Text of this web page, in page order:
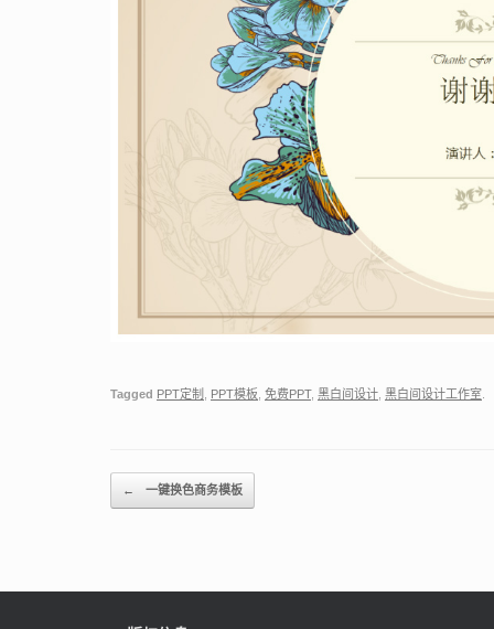
Tagged PPT定制 PPT模板 免费PPT, 黑白间设计 黑白间设计工作室
Post navigation
← 一键换色商务模板